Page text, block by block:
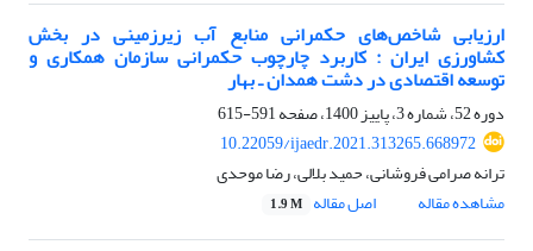
ارزیابی شاخص‌های حکمرانی منابع آب زیرزمینی در بخش
کشاورزی ایران : کاربرد چارچوب حکمرانی سازمان همکاری و
توسعه اقتصادی در دشت همدان ـ بهار
دوره 52، شماره 3، پاییز 1400، صفحه
591-615
10.22059/ijaedr.2021.313265.668972
ترانه صرامی فروشانی، حمید بلالی، رضا موحدی
مشاهده مقاله
اصل مقاله 1.9 M